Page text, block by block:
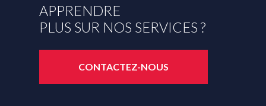
APPRENDRE
PLUS SUR NOS SERVICES ?
CONTACTEZ-NOUS